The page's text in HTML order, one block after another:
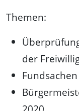
Themen:
der
Fundsachen